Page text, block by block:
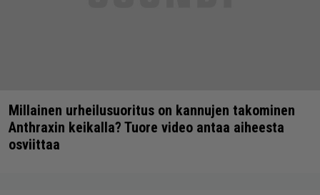
Millainen urheilusuoritus on kannujen takominen
Anthraxin keikalla? Tuore video antaa aiheesta
osviittaa